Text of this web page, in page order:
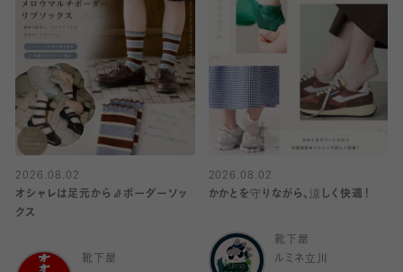
2026.08.02
オシャレは足元から🧦ボーダーソッ
クス
靴下屋
2026.08.02
かかとを守りながら、涼しく快適！
靴下屋
ルミネ立川